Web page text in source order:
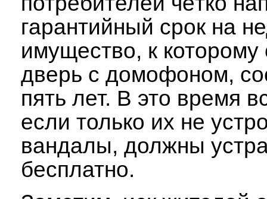
гарантийный срок на
имущество, к которому
дверь с домофоном,
пять лет. В это время
если только их не
вандалы, должны
бесплатно.